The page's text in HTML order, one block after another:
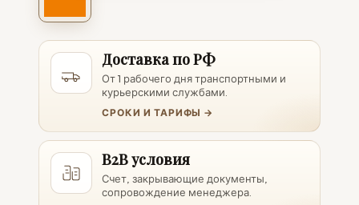
Доставка по РФ
От 1 рабочего дня транспортными и
курьерскими службами.
СРОКИ И ТАРИФЫ →
B2B условия
Счет, закрывающие документы,
сопровождение менеджера.